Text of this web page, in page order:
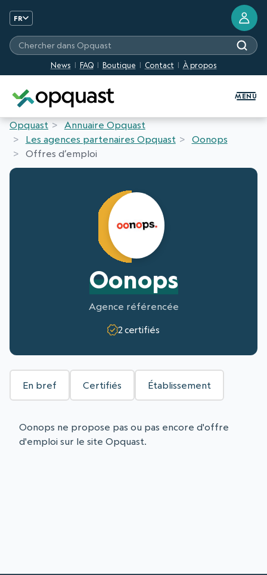
FR
News FAQ Boutique Contact À propos
Chercher dans Opquast
MENU
Opquast
Annuaire Opquast
Les agences partenaires Opquast
Oonops
Offres d’emploi
Oonops
Agence référencée
2 certifiés
En bref Certifiés Établissement
Oonops ne propose pas ou pas encore d'offre
d'emploi sur le site Opquast.